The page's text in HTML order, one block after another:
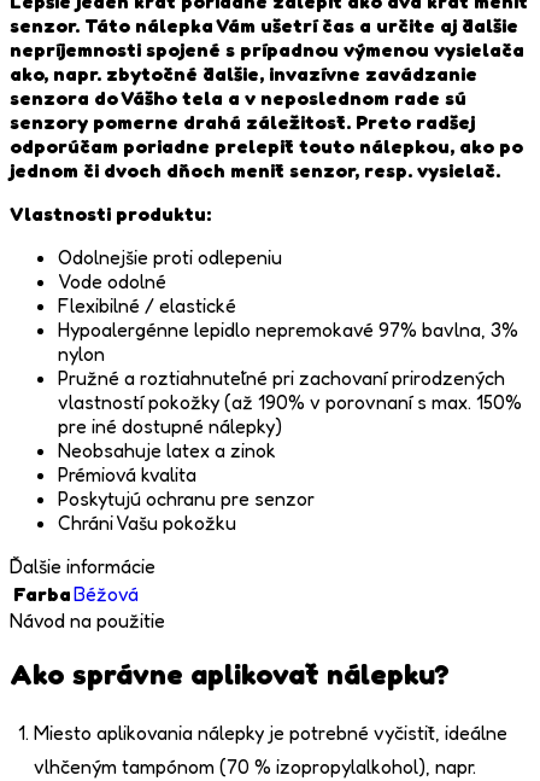
senzor. Táto nálepka Vám ušetrí čas a určite aj ďalšie
nepríjemnosti spojené s prípadnou výmenou vysielača
ako, napr. zbytočné ďalšie, invazívne zavádzanie
senzora do Vášho tela a v neposlednom rade sú
senzory pomerne drahá záležitosť. Preto radšej
odporúčam poriadne prelepiť touto nálepkou, ako po
jednom či dvoch dňoch meniť senzor, resp. vysielač.
Vlastnosti produktu:
Odolnejšie proti odlepeniu
Vode odolné
Flexibilné / elastické
Hypoalergénne lepidlo nepremokavé 97% bavlna, 3%
nylon
Pružné a roztiahnuteľné pri zachovaní prirodzených
vlastností pokožky (až 190% v porovnaní s max. 150%
pre iné dostupné nálepky)
Neobsahuje latex a zinok
Prémiová kvalita
Poskytujú ochranu pre senzor
Chráni Vašu pokožku
Ďalšie informácie
FarbaBéžová
Návod na použitie
Ako správne aplikovať nálepku?
Miesto aplikovania nálepky je potrebné vyčistiť, ideálne
vlhčeným tampónom (70 % izopropylalkohol), napr.